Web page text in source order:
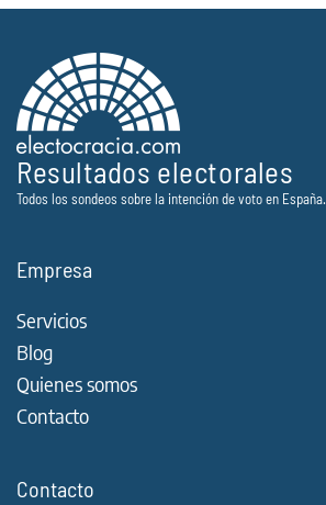
Resultados electorales
Todos los sondeos sobre la intención de voto en España.
Empresa
Servicios
Blog
Quienes somos
Contacto
Contacto